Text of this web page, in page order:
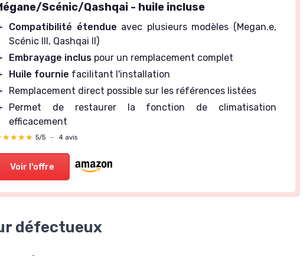
Scénic/Qashqai - huile incluse
Compatibilité étendue avec plusieurs modèles (Megan.e,
Scénic III, Qashqai II)
Embrayage inclus pour un remplacement complet
Huile fournie facilitant l'installation
Remplacement direct possible sur les références listées
Permet de restaurer la fonction de climatisation
efficacement
5/5 — 4 avis
Voir l'offre
défectueux